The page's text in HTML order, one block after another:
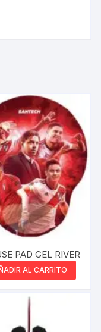
PAD GEL RIVER
AL CARRITO